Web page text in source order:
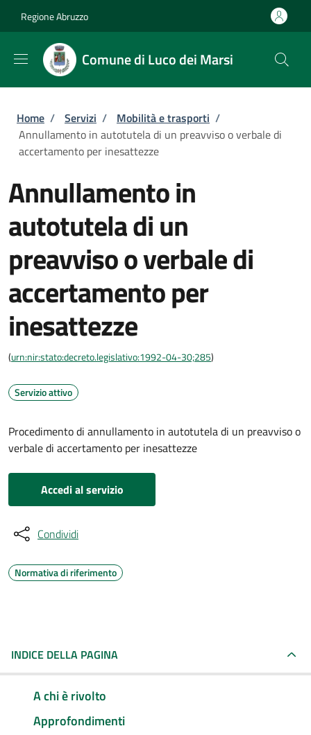
Regione Abruzzo
Comune di Luco dei Marsi
Briciole di pane
Home / Servizi / Mobilità e trasporti /
Annullamento in autotutela di un preavviso o verbale di
accertamento per inesattezze
Annullamento in
autotutela di un
preavviso o verbale di
accertamento per
inesattezze
(urn:nir:stato:decreto.legislativo:1992-04-30;285)
Servizio attivo
Procedimento di annullamento in autotutela di un preavviso o
verbale di accertamento per inesattezze
Accedi al servizio
Condividi
Normativa di riferimento
INDICE DELLA PAGINA
A chi è rivolto
Approfondimenti